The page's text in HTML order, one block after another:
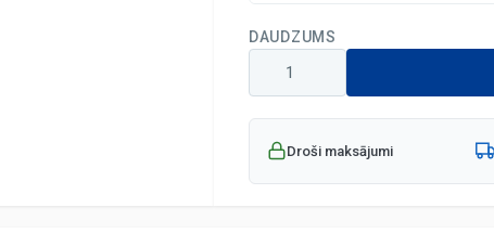
DAUDZUMS
Droši maksājumi